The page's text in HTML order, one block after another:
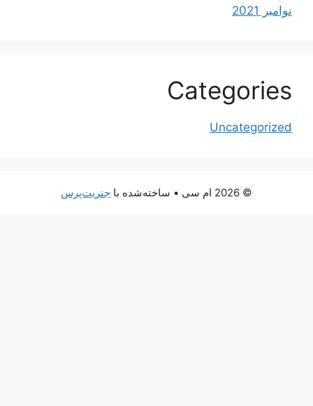
نوامبر 2021
Categories
Uncategorized
• ساخته‌شده باجنریت‌پرس